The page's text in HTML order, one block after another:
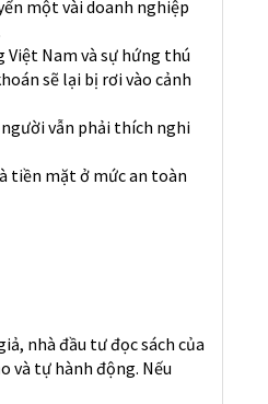
một vài doanh nghiệp
Nam và sự hứng thú
sẽ lại bị rơi vào cảnh
vẫn phải thích nghi
tiền mặt ở mức an toàn
nhà đầu tư đọc sách của
và tự hành động. Nếu